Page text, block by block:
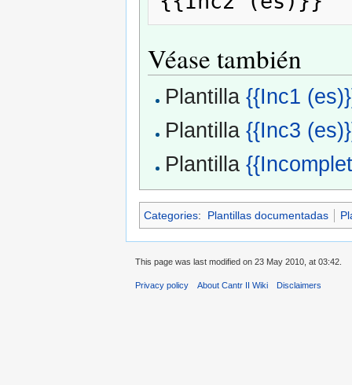
Véase también
Plantilla{{Inc1
Plantilla{{Inc3
Plantilla
Categories: Plantillas documentadas
This page was last modified on 23 May 2010, at 03:42.
Privacy policy About Cantr II Wiki Disclaimers